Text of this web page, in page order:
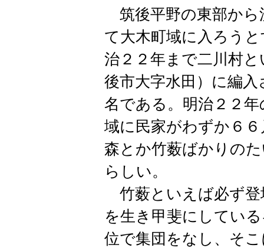
筑後平野の東部から
て大木町域に入ろう
治２２年まで二川村
後市大字水田）に編
名である。明治２２
域に民家がわずか６
森とか竹薮ばかりの
らしい。
竹薮といえば必ず登
を生き甲斐にしてい
位で集団をなし、そ